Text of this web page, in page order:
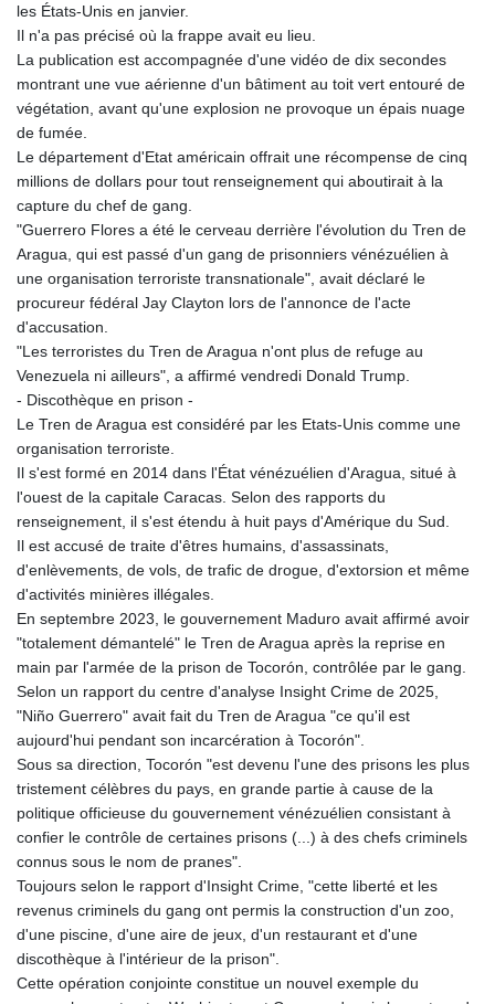
les États-Unis en janvier.
Il n'a pas précisé où la frappe avait eu lieu.
La publication est accompagnée d'une vidéo de dix secondes
montrant une vue aérienne d'un bâtiment au toit vert entouré de
végétation, avant qu'une explosion ne provoque un épais nuage
de fumée.
Le département d'Etat américain offrait une récompense de cinq
millions de dollars pour tout renseignement qui aboutirait à la
capture du chef de gang.
"Guerrero Flores a été le cerveau derrière l'évolution du Tren de
Aragua, qui est passé d'un gang de prisonniers vénézuélien à
une organisation terroriste transnationale", avait déclaré le
procureur fédéral Jay Clayton lors de l'annonce de l'acte
d'accusation.
"Les terroristes du Tren de Aragua n'ont plus de refuge au
Venezuela ni ailleurs", a affirmé vendredi Donald Trump.
- Discothèque en prison -
Le Tren de Aragua est considéré par les Etats-Unis comme une
organisation terroriste.
Il s'est formé en 2014 dans l'État vénézuélien d'Aragua, situé à
l'ouest de la capitale Caracas. Selon des rapports du
renseignement, il s'est étendu à huit pays d'Amérique du Sud.
Il est accusé de traite d'êtres humains, d'assassinats,
d'enlèvements, de vols, de trafic de drogue, d'extorsion et même
d'activités minières illégales.
En septembre 2023, le gouvernement Maduro avait affirmé avoir
"totalement démantelé" le Tren de Aragua après la reprise en
main par l'armée de la prison de Tocorón, contrôlée par le gang.
Selon un rapport du centre d'analyse Insight Crime de 2025,
"Niño Guerrero" avait fait du Tren de Aragua "ce qu'il est
aujourd'hui pendant son incarcération à Tocorón".
Sous sa direction, Tocorón "est devenu l'une des prisons les plus
tristement célèbres du pays, en grande partie à cause de la
politique officieuse du gouvernement vénézuélien consistant à
confier le contrôle de certaines prisons (...) à des chefs criminels
connus sous le nom de pranes".
Toujours selon le rapport d'Insight Crime, "cette liberté et les
revenus criminels du gang ont permis la construction d'un zoo,
d'une piscine, d'une aire de jeux, d'un restaurant et d'une
discothèque à l'intérieur de la prison".
Cette opération conjointe constitue un nouvel exemple du